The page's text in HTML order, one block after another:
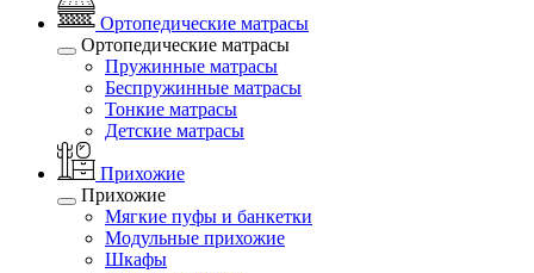
Ортопедические матрасы
Ортопедические матрасы
Пружинные матрасы
Беспружинные матрасы
Тонкие матрасы
Детские матрасы
Прихожие
Прихожие
Мягкие пуфы и банкетки
Модульные прихожие
Шкафы